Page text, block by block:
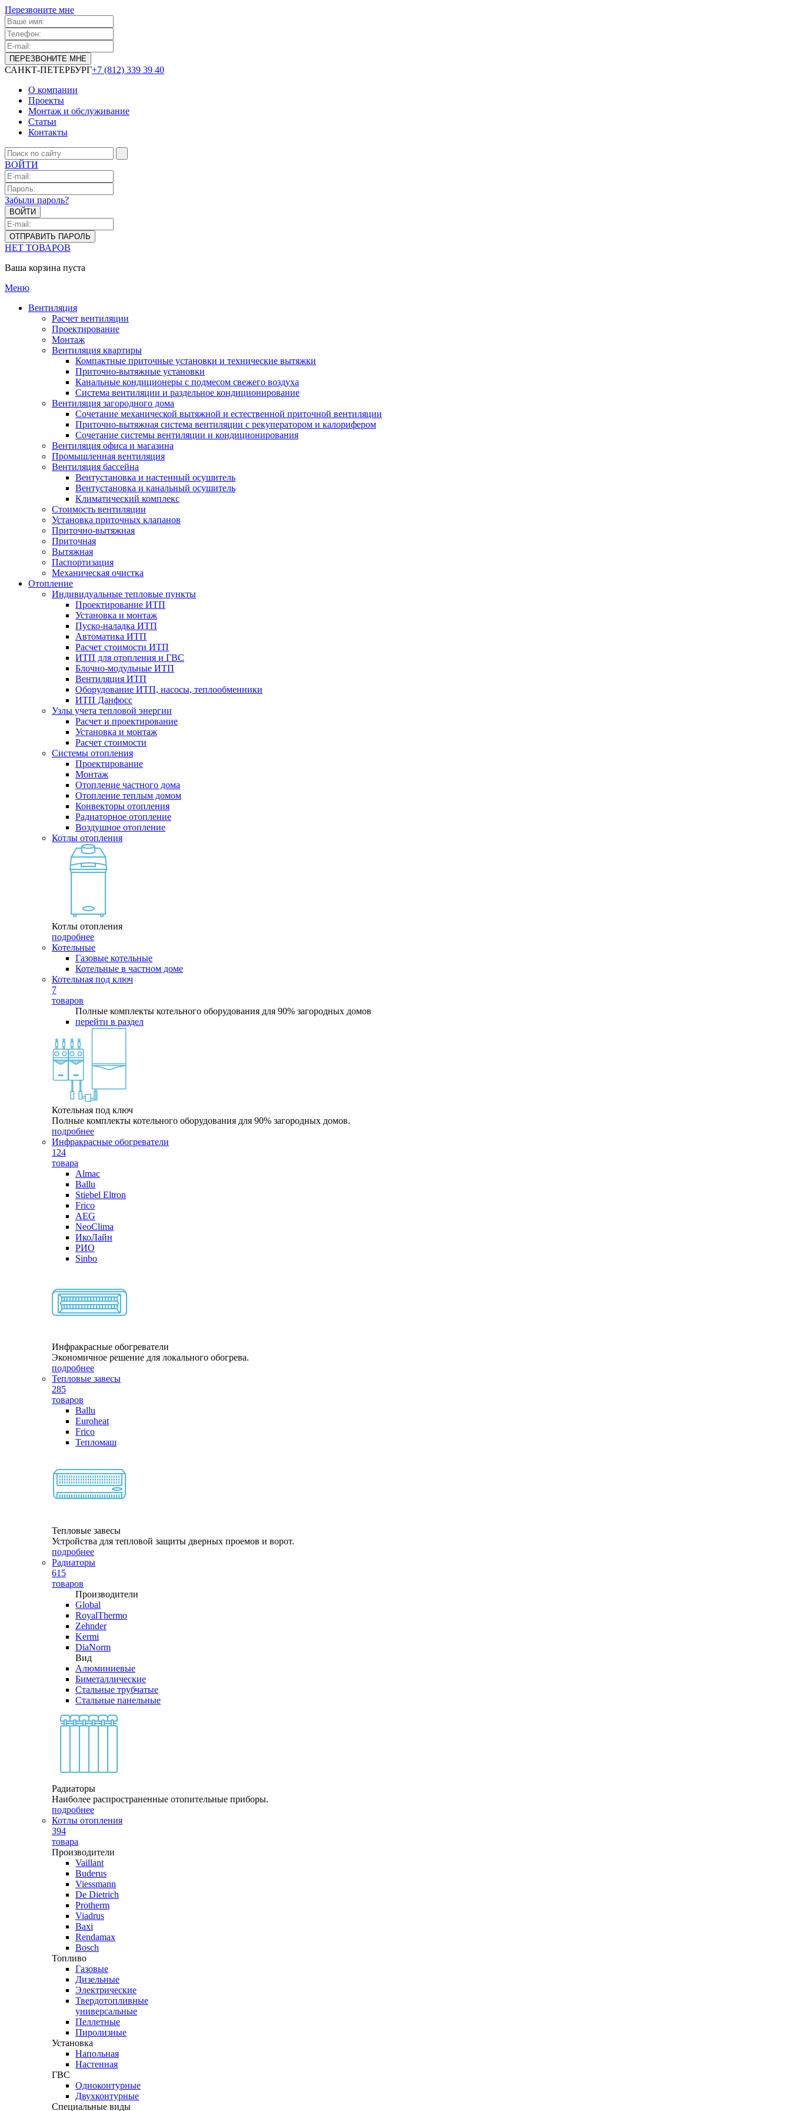
Перезвоните мне
САНКТ-ПЕТЕРБУРГ+7 (812) 339 39 40
О компании
Проекты
Монтаж и обслуживание
Статьи
Контакты
ВОЙТИ
Забыли пароль?
НЕТ ТОВАРОВ
Ваша корзина пуста
Меню
Вентиляция
Расчет вентиляции
Проектирование
Монтаж
Вентиляция квартиры
Компактные приточные установки и технические вытяжки
Приточно-вытяжные установки
Канальные кондиционеры с подмесом свежего воздуха
Cистема вентиляции и раздельное кондиционирование
Вентиляция загородного дома
Сочетание механической вытяжной и естественной приточной вентиляции
Приточно-вытяжная система вентиляции с рекуператором и калорифером
Сочетание системы вентиляции и кондиционирования
Вентиляция офиса и магазина
Промышленная вентиляция
Вентиляция бассейна
Вентустановка и настенный осушитель
Вентустановка и канальный осушитель
Климатический комплекс
Стоимость вентиляции
Установка приточных клапанов
Приточно-вытяжная
Приточная
Вытяжная
Паспортизация
Механическая очистка
Отопление
Индивидуальные тепловые пункты
Проектирование ИТП
Установка и монтаж
Пуско-наладка ИТП
Автоматика ИТП
Расчет стоимости ИТП
ИТП для отопления и ГВС
Блочно-модульные ИТП
Вентиляция ИТП
Оборудование ИТП, насосы, теплообменники
ИТП Данфосс
Узлы учета тепловой энергии
Расчет и проектирование
Установка и монтаж
Расчет стоимости
Системы отопления
Проектирование
Монтаж
Отопление частного дома
Отопление теплым домом
Конвекторы отопления
Радиаторное отопление
Воздушное отопление
Котлы отопления
Котлы отопления
подробнее
Котельные
Газовые котельные
Котельные в частном доме
Котельная под ключ
7
товаров
Полные комплекты котельного оборудования для 90% загородных домов
перейти в раздел
Котельная под ключ
Полные комплекты котельного оборудования для 90% загородных домов.
подробнее
Инфракрасные обогреватели
124
товара
Almac
Ballu
Stiebel Eltron
Frico
AEG
NeoClima
ИкоЛайн
РИО
Sinbo
Инфракрасные обогреватели
Экономичное решение для локального обогрева.
подробнее
Тепловые завесы
285
товаров
Ballu
Euroheat
Frico
Тепломаш
Тепловые завесы
Устройства для тепловой защиты дверных проемов и ворот.
подробнее
Радиаторы
615
товаров
Производители
Global
RoyalThermo
Zehnder
Kermi
DiaNorm
Вид
Алюминиевые
Биметаллические
Стальные трубчатые
Стальные панельные
Радиаторы
Наиболее распространенные отопительные приборы.
подробнее
Котлы отопления
394
товара
Производители
Vaillant
Buderus
Viessmann
De Dietrich
Protherm
Viadrus
Baxi
Rendamax
Bosch
Топливо
Газовые
Дизельные
Электрические
Твердотопливные
универсальные
Пеллетные
Пиролизные
Установка
Напольная
Настенная
ГВС
Одноконтурные
Двухконтурные
Специальные виды